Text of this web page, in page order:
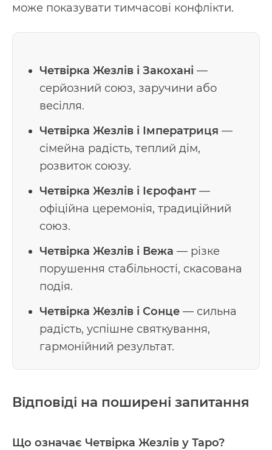
може показувати тимчасові конфлікти.
Четвірка Жезлів і Закохані —
серйозний союз, заручини або
весілля.
Четвірка Жезлів і Імператриця —
сімейна радість, теплий дім,
розвиток союзу.
Четвірка Жезлів і Ієрофант—
офіційна церемонія, традиційний
союз.
Четвірка Жезлів і Вежа — різке
порушення стабільності, скасована
подія.
Четвірка Жезлів і Сонце — сильна
радість, успішне святкування,
гармонійний результат.
Відповіді на поширені запитання
Що означає Четвірка Жезлів у Таро?